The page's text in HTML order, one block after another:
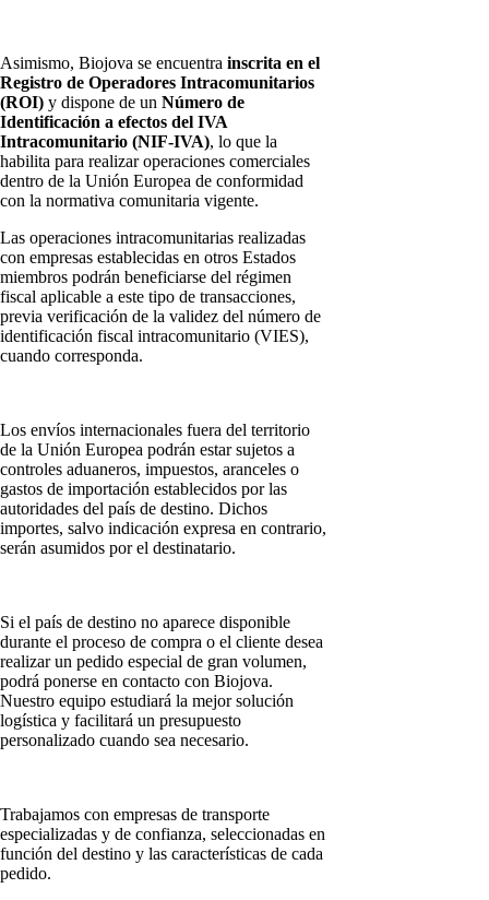
Asimismo, Biojova se encuentra inscrita en el
Registro de Operadores Intracomunitarios
(ROI) y dispone de un Número de
Identificación a efectos del IVA
Intracomunitario (NIF-IVA), lo que la
habilita para realizar operaciones comerciales
dentro de la Unión Europea de conformidad
con la normativa comunitaria vigente.
Las operaciones intracomunitarias realizadas
con empresas establecidas en otros Estados
miembros podrán beneficiarse del régimen
fiscal aplicable a este tipo de transacciones,
previa verificación de la validez del número de
identificación fiscal intracomunitario (VIES),
cuando corresponda.
Los envíos internacionales fuera del territorio
de la Unión Europea podrán estar sujetos a
controles aduaneros, impuestos, aranceles o
gastos de importación establecidos por las
autoridades del país de destino. Dichos
importes, salvo indicación expresa en contrario,
serán asumidos por el destinatario.
Si el país de destino no aparece disponible
durante el proceso de compra o el cliente desea
realizar un pedido especial de gran volumen,
podrá ponerse en contacto con Biojova.
Nuestro equipo estudiará la mejor solución
logística y facilitará un presupuesto
personalizado cuando sea necesario.
Trabajamos con empresas de transporte
especializadas y de confianza, seleccionadas en
función del destino y las características de cada
pedido.